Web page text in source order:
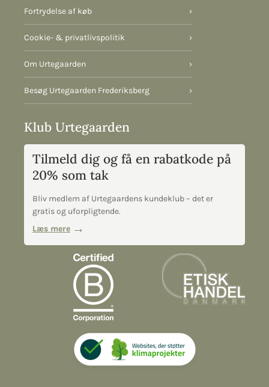
Fortrydelse af køb ›
Cookie- & privatlivspolitik ›
Om Urtegaarden ›
Besøg Urtegaarden Frederiksberg ›
Klub Urtegaarden
Tilmeld dig og få en rabatkode på
20% som tak
Bliv medlem af Urtegaardens kundeklub – det er
gratis og uforpligtende.
Læs mere